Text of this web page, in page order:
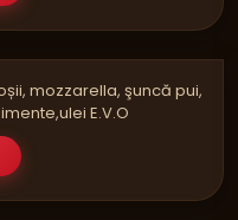
mozzarella, şuncă pui,
E.V.O